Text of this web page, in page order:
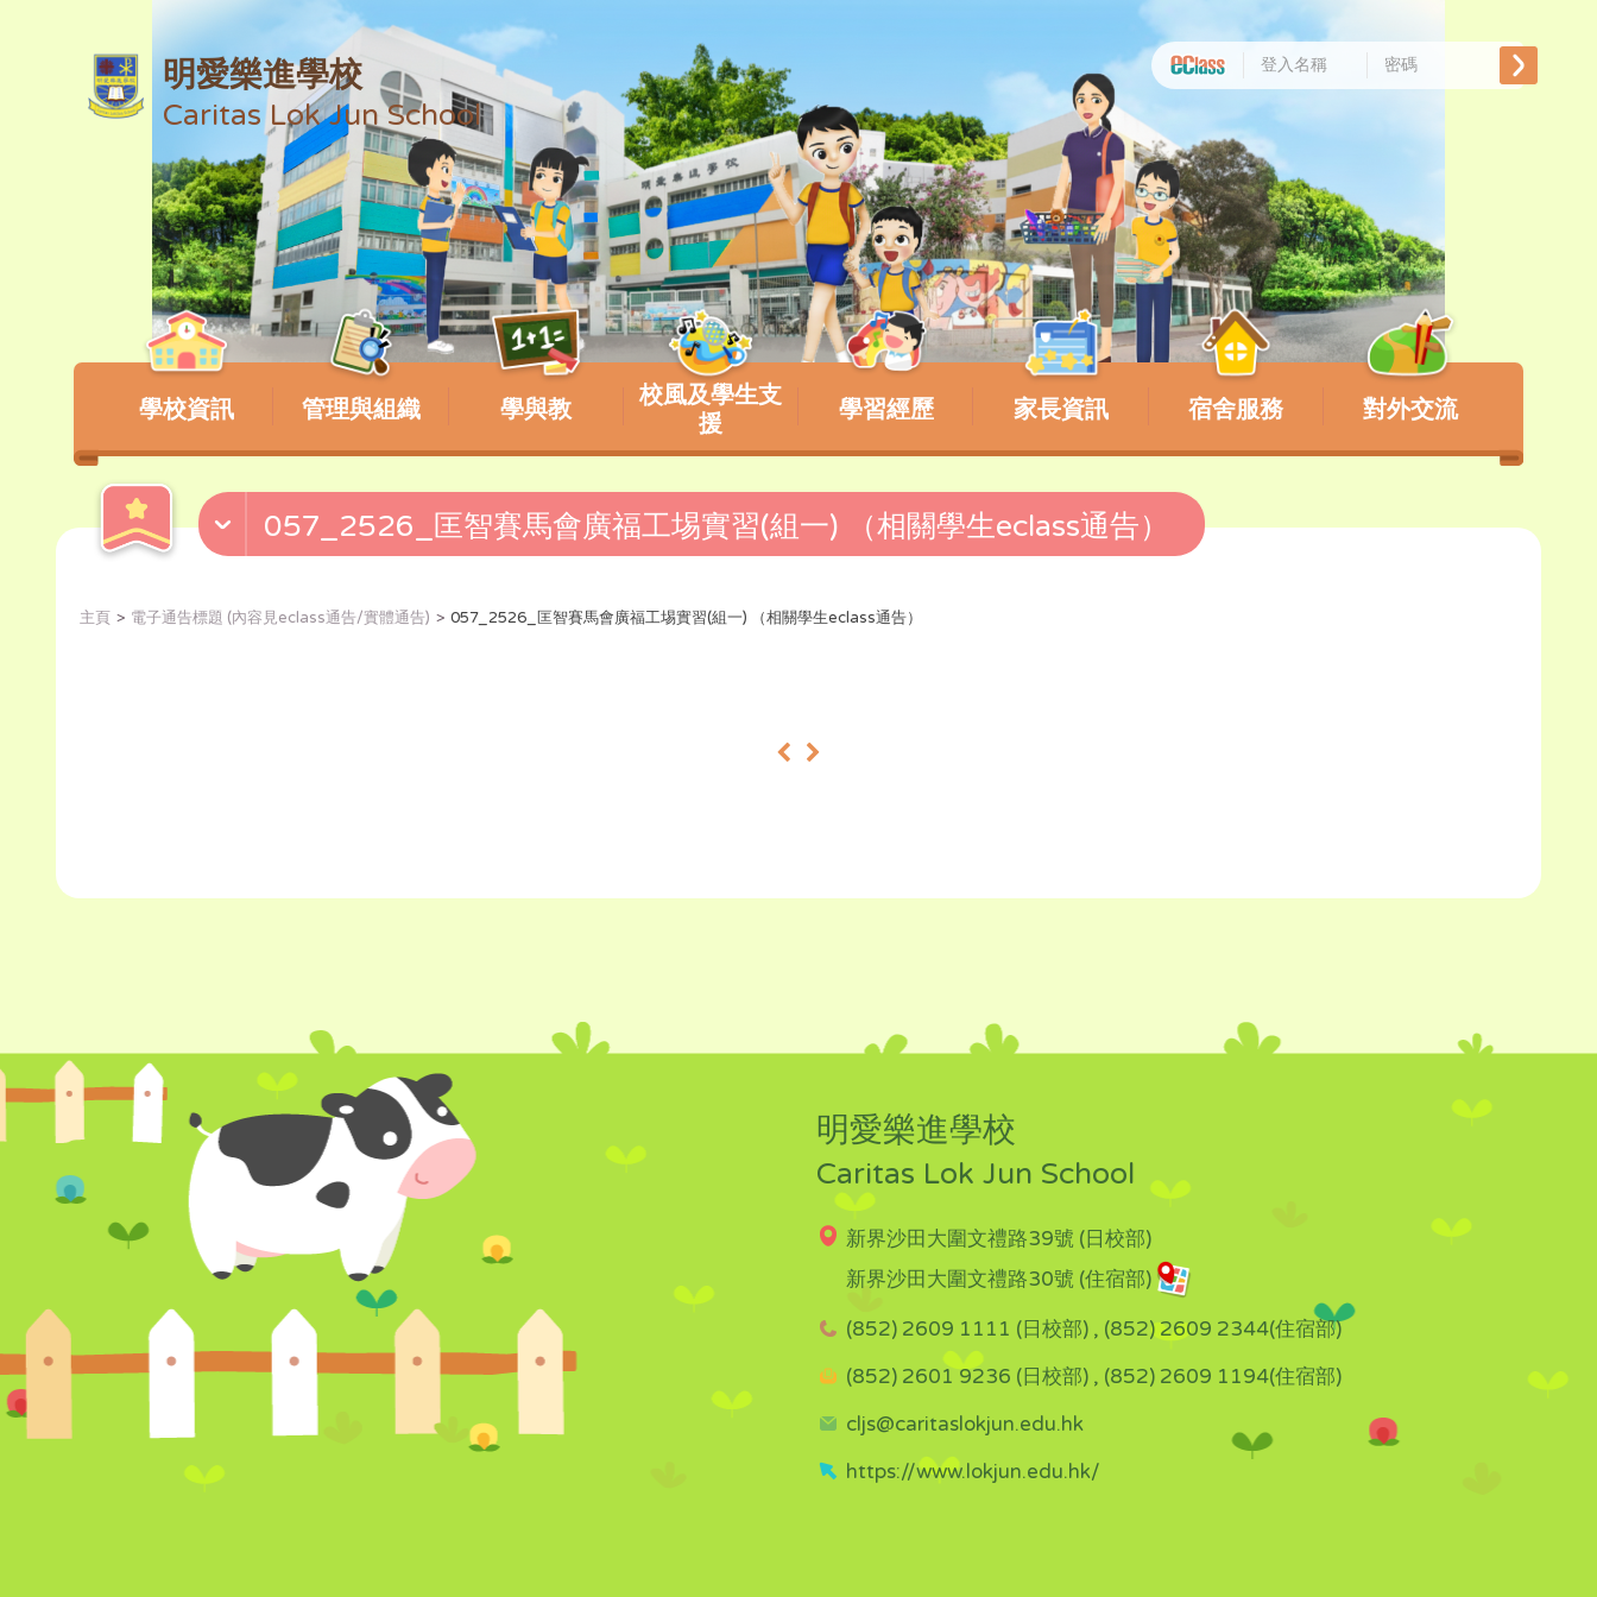
明愛樂進學校
Caritas Lok Jun School
學校資訊 管理與組織 學與教
校風及學生支
援
學習經歷 家長資訊 宿舍服務 對外交流
057_2526_匡智賽馬會廣福工埸實習(組一) （相關學生eclass通告）
主頁 電子通告標題 (內容見eclass通告/實體通告) 057_2526_匡智賽馬會廣福工埸實習(組一) （相關學生eclass通告）
« »
明愛樂進學校
Caritas Lok Jun School
新界沙田大圍文禮路39號 (日校部)
新界沙田大圍文禮路30號 (住宿部)
(852) 2609 1111 (日校部) , (852) 2609 2344(住宿部)
(852) 2601 9236 (日校部) , (852) 2609 1194(住宿部)
cljs@caritaslokjun.edu.hk
https://www.lokjun.edu.hk/